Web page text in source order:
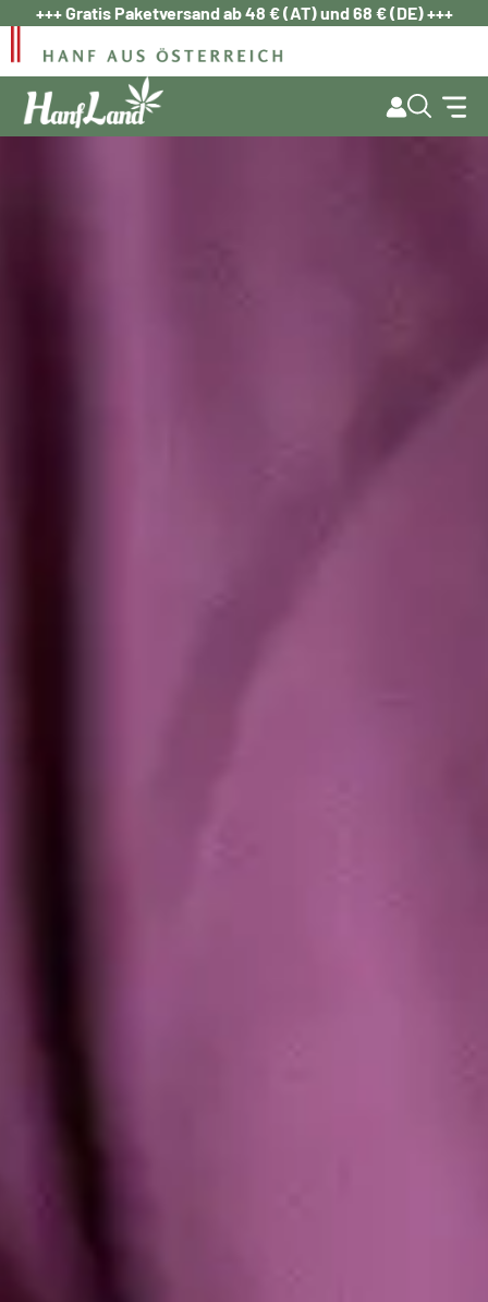
Zum
Inhalt
springen
+++ Gratis Paketversand ab 48 € (AT) und 68 € (DE) +++